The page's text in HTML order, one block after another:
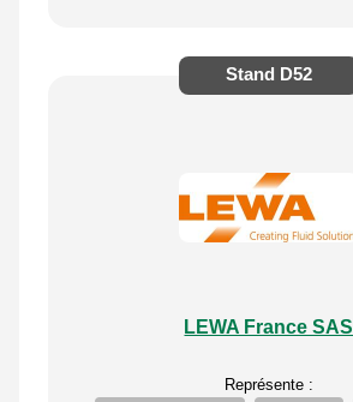
Stand D52
LEWA France SAS
Représente :